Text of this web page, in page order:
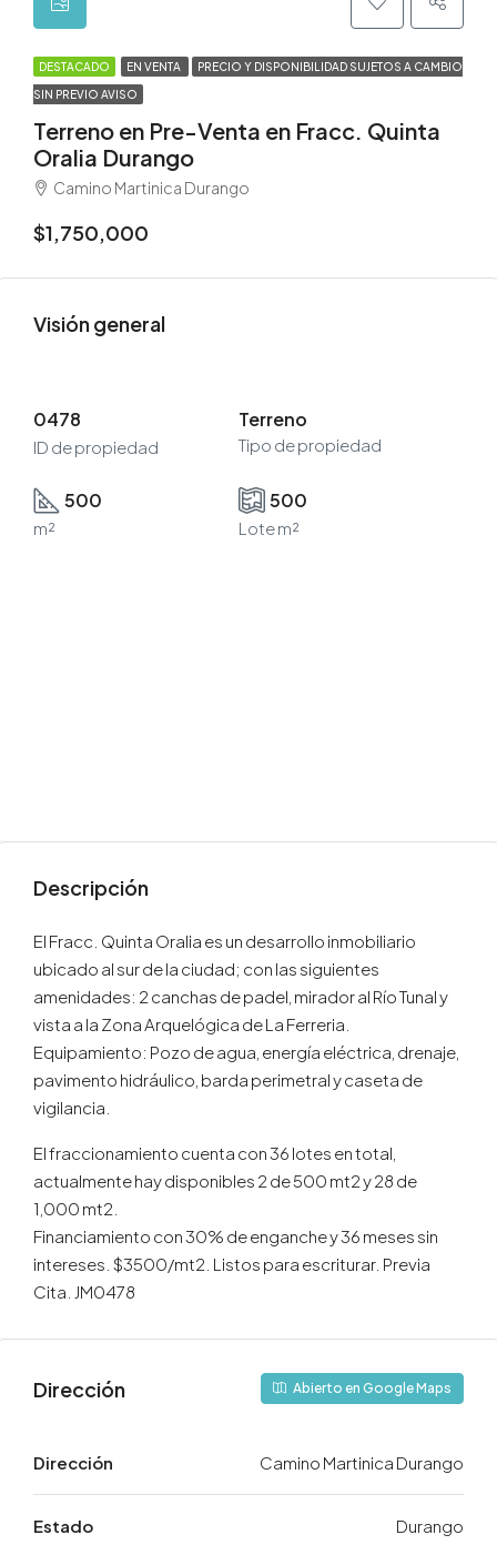
DESTACADO EN VENTA PRECIO Y DISPONIBILIDAD SUJETOS A CAMBIO
SIN PREVIO AVISO
Terreno en Pre-Venta en Fracc. Quinta
Oralia Durango
Camino Martinica Durango
$1,750,000
Visión general
0478
ID de propiedad
Terreno
Tipo de propiedad
500
m²
500
Lote m²
Descripción
El Fracc. Quinta Oralia es un desarrollo inmobiliario
ubicado al sur de la ciudad; con las siguientes
amenidades: 2 canchas de padel, mirador al Río Tunal y
vista a la Zona Arquelógica de La Ferreria.
Equipamiento: Pozo de agua, energía eléctrica, drenaje,
pavimento hidráulico, barda perimetral y caseta de
vigilancia.
El fraccionamiento cuenta con 36 lotes en total,
actualmente hay disponibles 2 de 500 mt2 y 28 de
1,000 mt2.
Financiamiento con 30% de enganche y 36 meses sin
intereses. $3500/mt2. Listos para escriturar. Previa
Cita. JM0478
Dirección Abierto en Google Maps
Dirección Camino Martinica Durango
Estado Durango